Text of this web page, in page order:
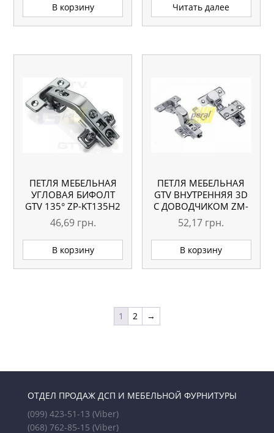
В корзину Читать далее
ПЕТЛЯ МЕБЕЛЬНАЯ
УГЛОВАЯ БИФОЛТ
GTV 135° ZP-KT135H2
46,69 грн.
В корзину
ПЕТЛЯ МЕБЕЛЬНАЯ
GTV ВНУТРЕННЯЯ 3D
С ДОВОДЧИКОМ ZM-
DCHC07-3DBEO
52,17 грн.
В корзину
1 2 →
ОТДЕЛ ПРОДАЖ ДСП И МЕБЕЛЬНОЙ ФУРНИТУРЫ
(099) 423-51-13 (Viber)
(068) 762-85-15 (Viber)